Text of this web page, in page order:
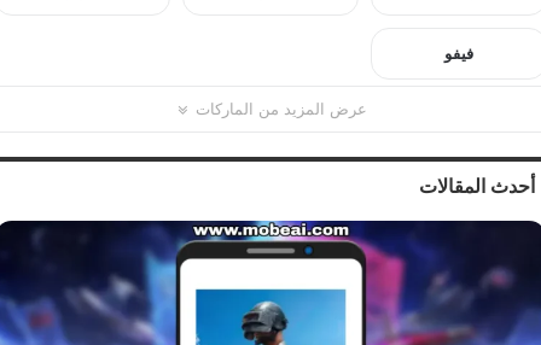
فيفو
عرض المزيد من الماركات
أحدث المقالات